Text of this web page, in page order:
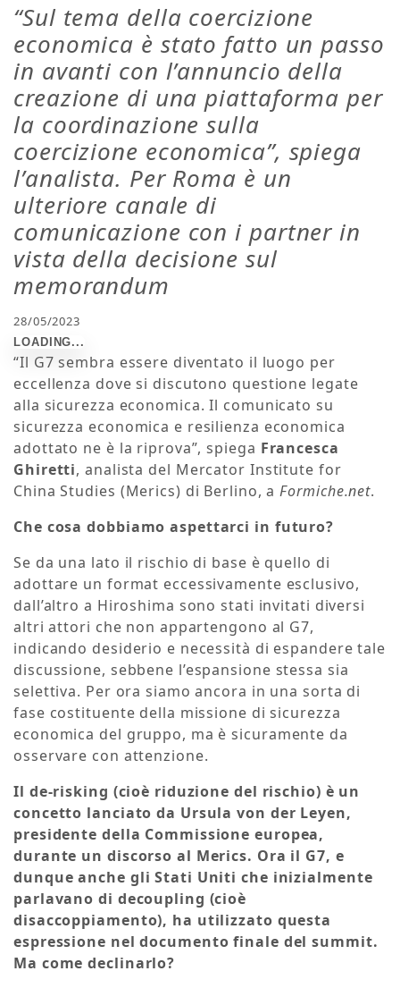
“Sul tema della coercizione
economica è stato fatto un passo
in avanti con l’annuncio della
creazione di una piattaforma per
la coordinazione sulla
coercizione economica”, spiega
l’analista. Per Roma è un
ulteriore canale di
comunicazione con i partner in
vista della decisione sul
memorandum
28/05/2023
“Il G7 sembra essere diventato il luogo per
eccellenza dove si discutono questione legate
alla sicurezza economica. Il comunicato su
sicurezza economica e resilienza economica
adottato ne è la riprova”, spiega Francesca
Ghiretti, analista del Mercator Institute for
China Studies (Merics) di Berlino, aFormiche.net.
Che cosa dobbiamo aspettarci in futuro?
Se da una lato il rischio di base è quello di
adottare un format eccessivamente esclusivo,
dall’altro a Hiroshima sono stati invitati diversi
altri attori che non appartengono al G7,
indicando desiderio e necessità di espandere tale
discussione, sebbene l’espansione stessa sia
selettiva. Per ora siamo ancora in una sorta di
fase costituente della missione di sicurezza
economica del gruppo, ma è sicuramente da
osservare con attenzione.
Il de-risking (cioè riduzione del rischio) è un
concetto lanciato da Ursula von der Leyen,
presidente della Commissione europea,
durante un discorso al Merics. Ora il G7, e
dunque anche gli Stati Uniti che inizialmente
parlavano di decoupling (cioè
disaccoppiamento), ha utilizzato questa
espressione nel documento finale del summit.
Ma come declinarlo?